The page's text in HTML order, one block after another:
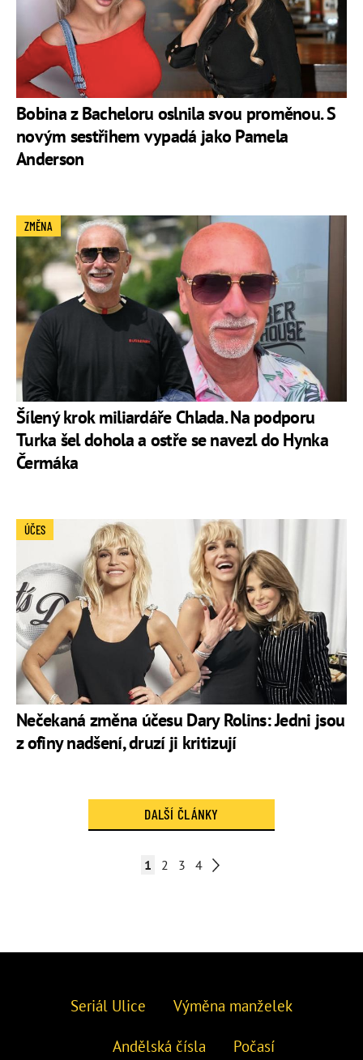
Bobina z Bacheloru oslnila svou proměnou. S
novým sestřihem vypadá jako Pamela
Anderson
Šílený krok miliardáře Chlada. Na podporu
Turka šel dohola a ostře se navezl do Hynka
Čermáka
ZMĚNA
Nečekaná změna účesu Dary Rolins: Jedni jsou
z ofiny nadšení, druzí ji kritizují
ÚČES
DALŠÍ ČLÁNKY
1 2 3 4
Seriál Ulice Výměna manželek
Andělská čísla Počasí